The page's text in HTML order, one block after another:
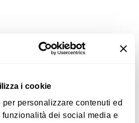
i cookie
personalizzare contenuti ed
dei social media e